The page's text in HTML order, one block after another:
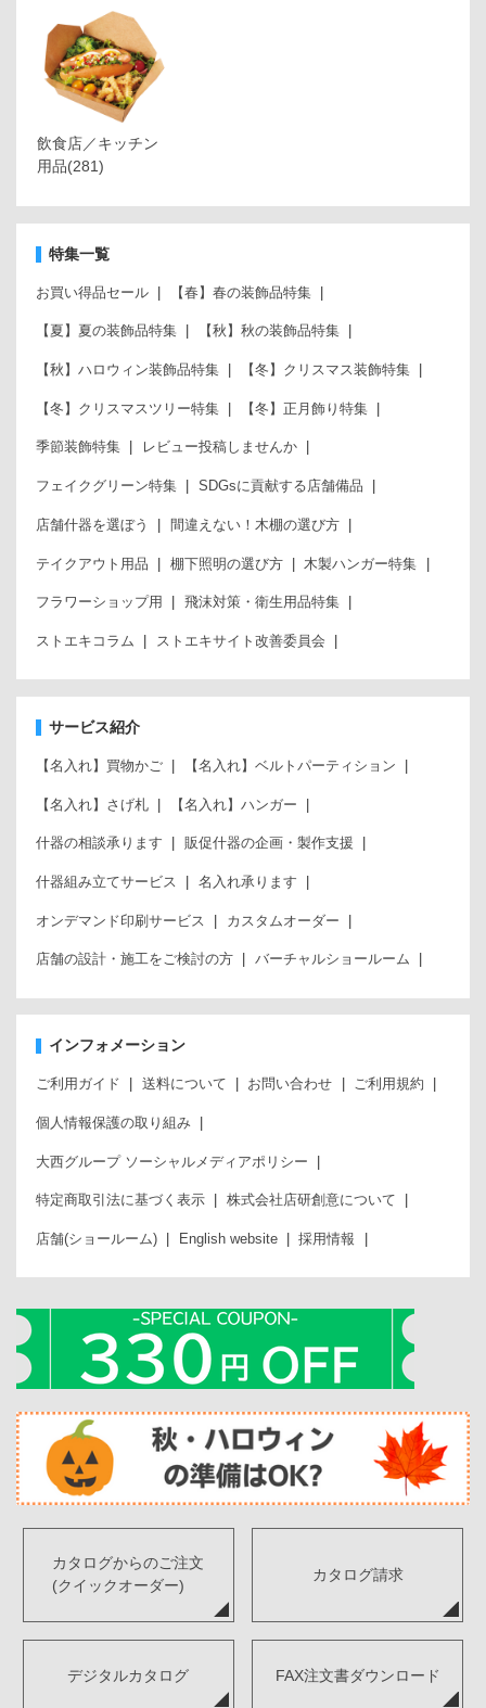
飲食店／キッチン
用品(281)
特集一覧
お買い得品セール 【春】春の装飾品特集
【夏】夏の装飾品特集 【秋】秋の装飾品特集
【秋】ハロウィン装飾品特集 【冬】クリスマス装飾特集
【冬】クリスマスツリー特集 【冬】正月飾り特集
季節装飾特集 レビュー投稿しませんか
フェイクグリーン特集 SDGsに貢献する店舗備品
店舗什器を選ぼう 間違えない！木棚の選び方
テイクアウト用品 棚下照明の選び方 木製ハンガー特集
フラワーショップ用 飛沫対策・衛生用品特集
ストエキコラム ストエキサイト改善委員会
サービス紹介
【名入れ】買物かご 【名入れ】ベルトパーティション
【名入れ】さげ札 【名入れ】ハンガー
什器の相談承ります 販促什器の企画・製作支援
什器組み立てサービス 名入れ承ります
オンデマンド印刷サービス カスタムオーダー
店舗の設計・施工をご検討の方 バーチャルショールーム
インフォメーション
ご利用ガイド 送料について お問い合わせ ご利用規約
個人情報保護の取り組み
大西グループ ソーシャルメディアポリシー
特定商取引法に基づく表示 株式会社店研創意について
店舗(ショールーム) English website 採用情報
カタログからのご注文
(クイックオーダー)
カタログ請求
デジタルカタログ FAX注文書ダウンロード